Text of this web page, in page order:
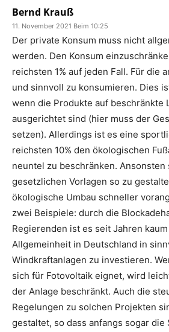
Bernd Krauß
11. November 2021 Beim 10:25
Der private Konsum muss nicht
werden. Den Konsum
reichsten 1% auf jeden Fall. Für die
und sinnvoll zu konsumieren. Dies
wenn die Produkte auf beschränkte
ausgerichtet sind (hier muss der
setzen). Allerdings ist es eine
reichsten 10% den ökologischen
neuntel zu beschränken. Ansonsten
gesetzlichen Vorlagen so zu
ökologische Umbau schneller
zwei Beispiele: durch die
Regierenden ist es seit Jahren
Allgemeinheit in Deutschland in
Windkraftanlagen zu investieren.
sich für Fotovoltaik eignet, wird
der Anlage beschränkt. Auch die
Regelungen zu solchen Projekten
gestaltet, so dass anfangs sogar